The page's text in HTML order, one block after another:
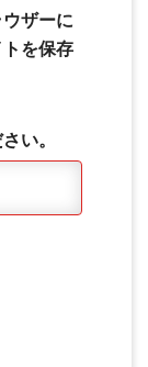
ザーに
を保存
い。